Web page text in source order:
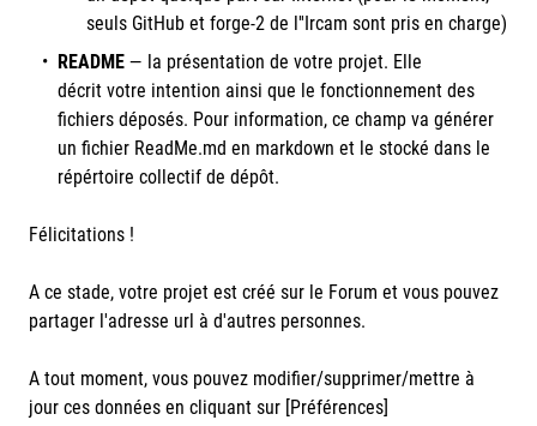
seuls GitHub et forge-2 de l''Ircam sont pris en charge)
README — la présentation de votre projet. Elle
décrit votre intention ainsi que le fonctionnement des
fichiers déposés. Pour information, ce champ va générer
un fichier ReadMe.md en markdown et le stocké dans le
répértoire collectif de dépôt.
Félicitations !
A ce stade, votre projet est créé sur le Forum et vous pouvez
partager l'adresse url à d'autres personnes.
A tout moment, vous pouvez modifier/supprimer/mettre à
jour ces données en cliquant sur [Préférences]